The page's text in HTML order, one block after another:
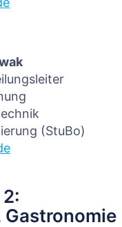
(StuBo)